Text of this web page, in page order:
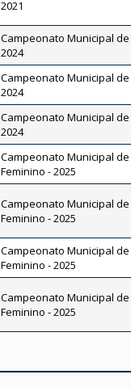
2021
Campeonato Municipal
2024
Campeonato Municipal
2024
Campeonato Municipal
2024
Campeonato Municipal
Feminino - 2025
Campeonato Municipal
Feminino - 2025
Campeonato Municipal
Feminino - 2025
Campeonato Municipal
Feminino - 2025